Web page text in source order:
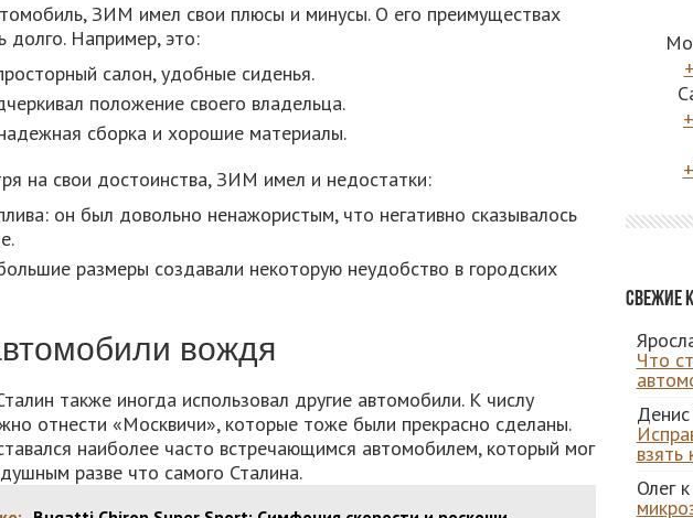
ЗИМ имел свои плюсы и минусы. О его преимуществах
долго. Например, это:
салон, удобные сиденья.
положение своего владельца.
сборка и хорошие материалы.
на свои достоинства, ЗИМ имел и недостатки:
он был довольно ненажористым, что негативно сказывалось
размеры создавали некоторую неудобство в городских
вождя
также иногда использовал другие автомобили. К числу
отнести «Москвичи», которые тоже были прекрасно сделаны.
наиболее часто встречающимся автомобилем, который мог
разве что самого Сталина.
Свежие
Что
взять
Олегк